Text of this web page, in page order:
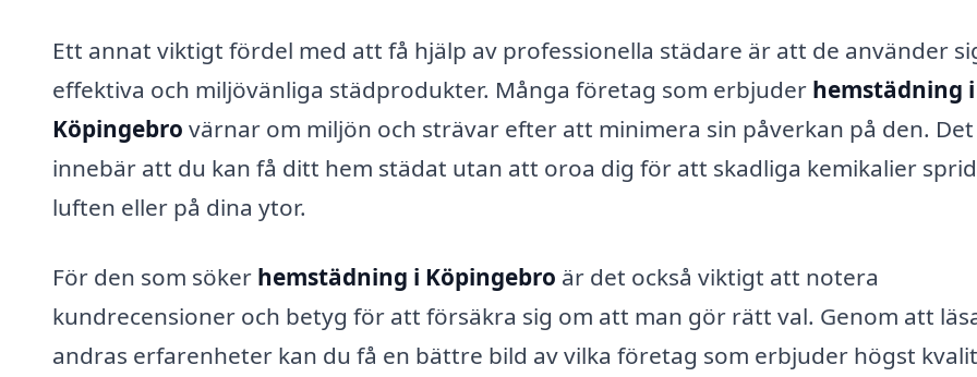
Ett annat viktigt fördel med att få hjälp av professionella städare är att de använder
effektiva och miljövänliga städprodukter. Många företag som erbjuder hemstädning i
Köpingebro värnar om miljön och strävar efter att minimera sin påverkan på den. Det
innebär att du kan få ditt hem städat utan att oroa dig för att skadliga kemikalier
luften eller på dina ytor.
För den som söker hemstädning i Köpingebro är det också viktigt att notera
kundrecensioner och betyg för att försäkra sig om att man gör rätt val. Genom att
andras erfarenheter kan du få en bättre bild av vilka företag som erbjuder högst